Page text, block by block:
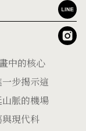
中的核心
步揭示這
脈的機場
現代科